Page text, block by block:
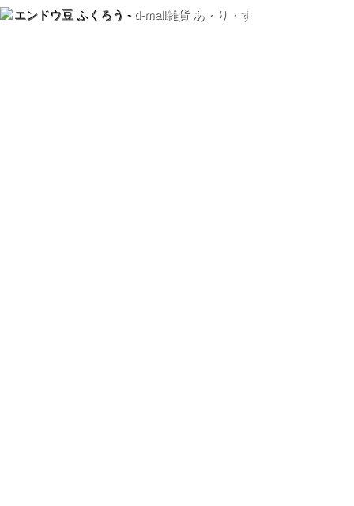
エンドウ豆 ふくろう - d-mall雑貨 あ・り・す